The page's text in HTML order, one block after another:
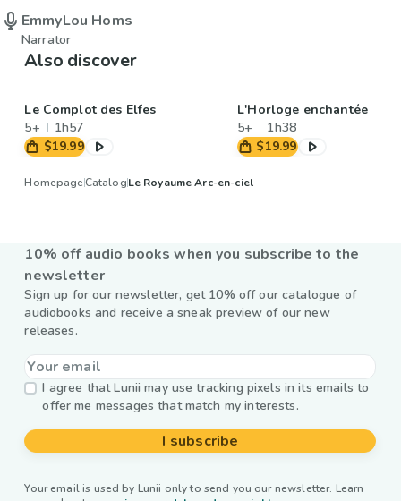
EmmyLou Homs
Narrator
Also discover
Le Complot des Elfes
5+
1h57
$19.99
L'Horloge enchantée
5+
1h38
$19.99
HomepageCatalogLe Royaume Arc-en-ciel
10% off audio books when you subscribe to the
newsletter
Sign up for our newsletter, get 10% off our catalogue of
audiobooks and receive a sneak preview of our new
releases.
I agree that Lunii may use tracking pixels in its emails to
offer me messages that match my interests.
I subscribe
Your email is used by Lunii only to send you our newsletter. Learn